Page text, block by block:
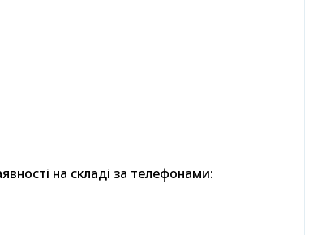
на складі за телефонами: